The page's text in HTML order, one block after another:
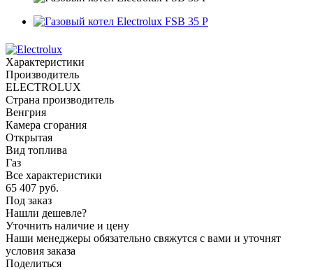
Характеристики
Производитель
ELECTROLUX
Страна производитель
Венгрия
Камера сгорания
Открытая
Вид топлива
Газ
Все характеристики
65 407 руб.
Под заказ
Нашли дешевле?
Уточнить наличие и цену
Наши менеджеры обязательно свяжутся с вами и уточнят
условия заказа
Поделиться